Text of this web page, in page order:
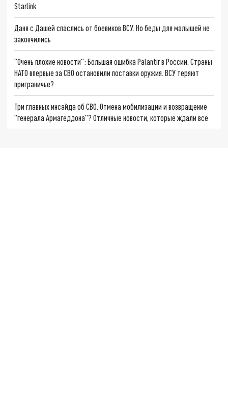
Starlink
Даня с Дашей спаслись от боевиков ВСУ. Но беды для малышей не
закончились
"Очень плохие новости": Большая ошибка Palantir в России. Страны
НАТО впервые за СВО остановили поставки оружия. ВСУ теряют
приграничье?
Три главных инсайда об СВО. Отмена мобилизации и возвращение
"генерала Армагеддона"? Отличные новости, которые ждали все